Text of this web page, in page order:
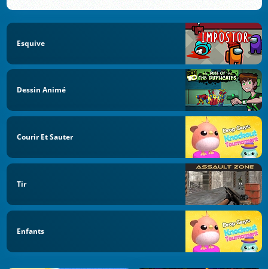
Esquive
Dessin Animé
Courir Et Sauter
Tir
Enfants